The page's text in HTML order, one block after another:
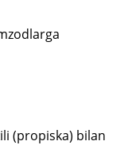
(propiska) bilan